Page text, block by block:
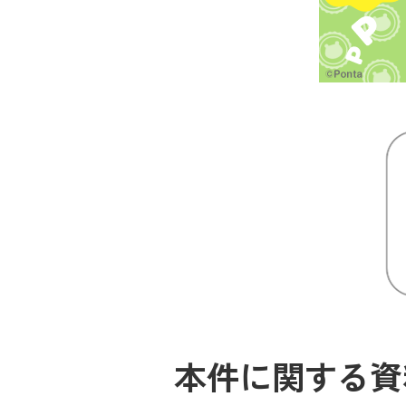
本件に関する